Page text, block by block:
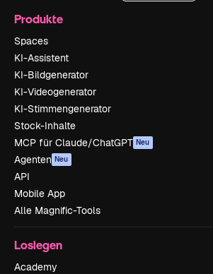
Produkte
Spaces
KI-Assistent
KI-Bildgenerator
KI-Videogenerator
KI-Stimmengenerator
Stock-Inhalte
MCP für Claude/ChatGPT Neu
Agenten Neu
API
Mobile App
Alle Magnific-Tools
Loslegen
Academy